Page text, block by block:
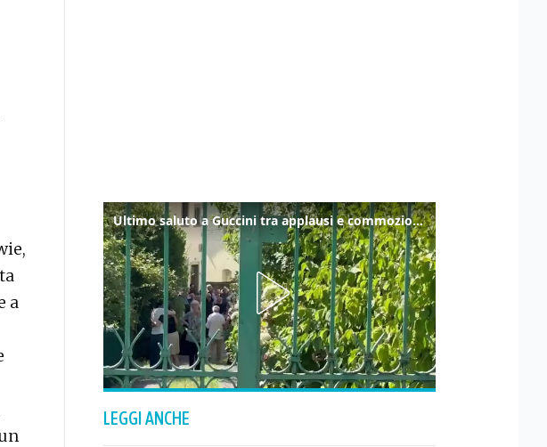
a
Ultimo saluto a Guccini tra applausi e commozione a Pavana
LEGGI ANCHE